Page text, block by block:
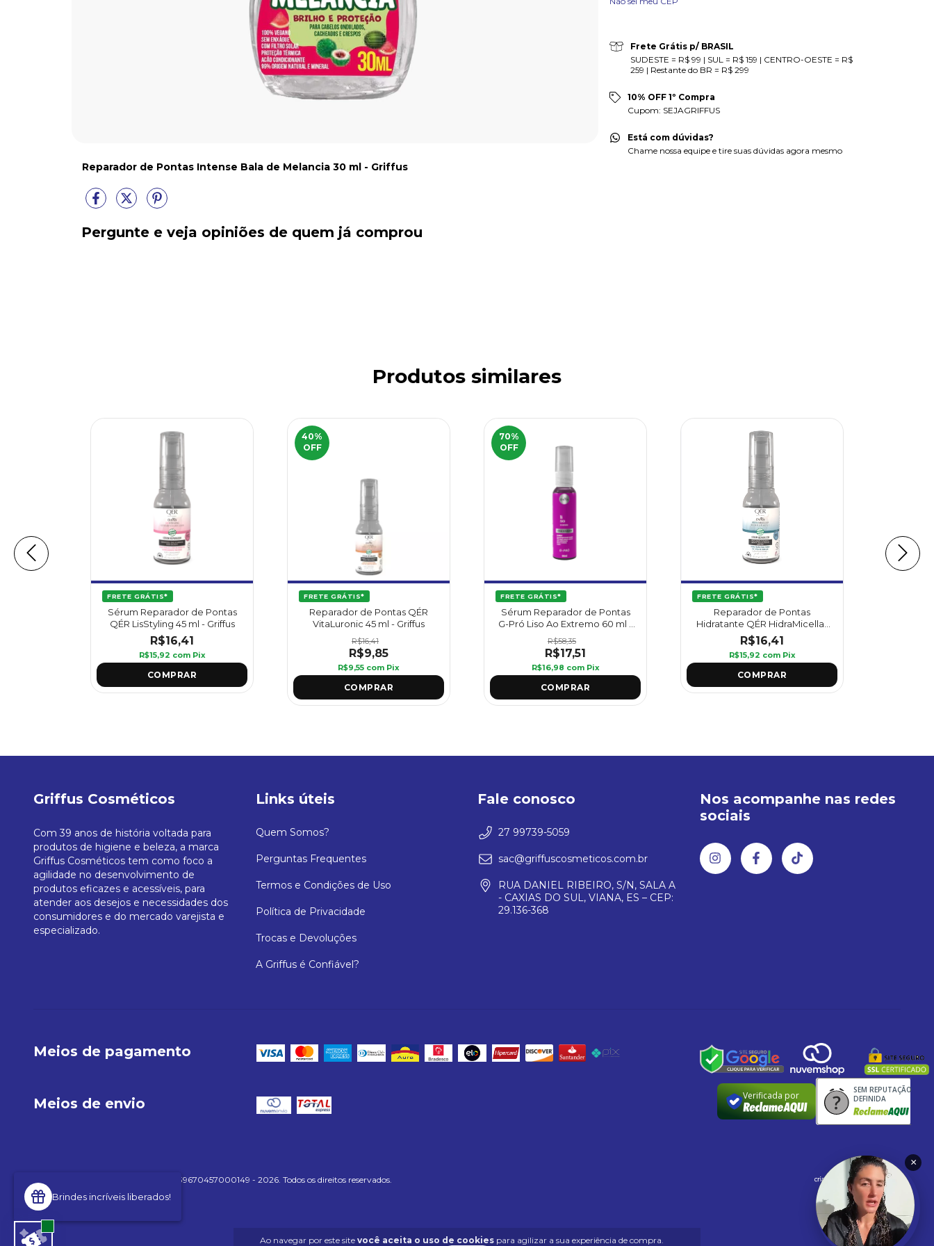
Brindes incríveis liberados!
Ao navegar por este site você aceita o uso de cookiespara agilizar a sua experiência de compra.
Reparador de Pontas Intense Bala de Melancia 30 ml - Griffus
Frete Grátis p/ BRASIL
SUDESTE = R$ 99 | SUL = R$ 159 | CENTRO-OESTE = R$
259 | Restante do BR = R$ 299
10% OFF 1º Compra
Cupom: SEJAGRIFFUS
Está com dúvidas?
Chame nossa equipe e tire suas dúvidas agora mesmo
Pergunte e veja opiniões de quem já comprou
Produtos similares
FRETE GRÁTIS*
Sérum Reparador de Pontas
QÉR LisStyling 45 ml - Griffus
R$16,41
R$15,92 com Pix
40%
OFF
FRETE GRÁTIS*
Reparador de Pontas QÉR
VitaLuronic 45 ml - Griffus
R$16,41
R$9,85
R$9,55 com Pix
70%
OFF
FRETE GRÁTIS*
Sérum Reparador de Pontas
G-Pró Liso Ao Extremo 60 ml -
Griffus
R$58,35
R$17,51
R$16,98 com Pix
FRETE GRÁTIS*
Reparador de Pontas
Hidratante QÉR HidraMicellar
45 ml - Griffus
R$16,41
R$15,92 com Pix
Griffus Cosméticos
Com 39 anos de história voltada para
produtos de higiene e beleza, a marca
Griffus Cosméticos tem como foco a
agilidade no desenvolvimento de
produtos eficazes e acessíveis, para
atender aos desejos e necessidades dos
consumidores e do mercado varejista e
especializado.
Links úteis
Quem Somos?
Perguntas Frequentes
Termos e Condições de Uso
Política de Privacidade
Trocas e Devoluções
A Griffus é Confiável?
Fale conosco
27 99739-5059
sac@griffuscosmeticos.com.br
RUA DANIEL RIBEIRO, S/N, SALA A
- CAXIAS DO SUL, VIANA, ES – CEP:
29.136-368
Nos acompanhe nas redes
sociais
Meios de pagamento
Meios de envio Verificada por
SEM REPUTAÇÃO
DEFINIDA
Copyright GRIFFUSONLINE LTDA - 39670457000149 - 2026. Todos os direitos reservados.
×